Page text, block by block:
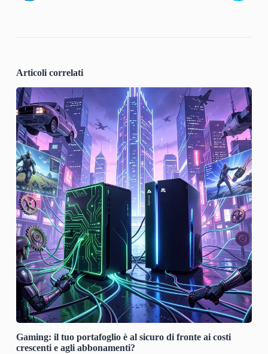
Articoli correlati
Gaming: il tuo portafoglio è al sicuro di fronte ai costi
crescenti e agli abbonamenti?